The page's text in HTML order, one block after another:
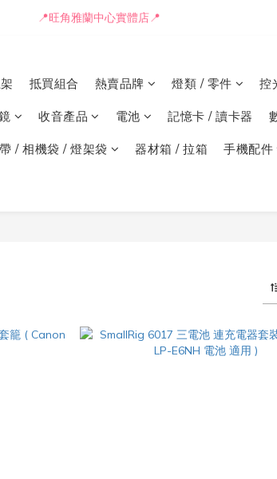
📒🖋️報價單 / 採購表格🖋️📒
📍旺角雅蘭中心實體店📍
📒🖋️報價單 / 採購表格🖋️📒
抵買組合 熱賣品牌 燈類 / 零件 控
收音產品 電池 記憶卡 / 讀卡器
/ 相機袋 / 燈架袋 器材箱 / 拉箱 手機配件